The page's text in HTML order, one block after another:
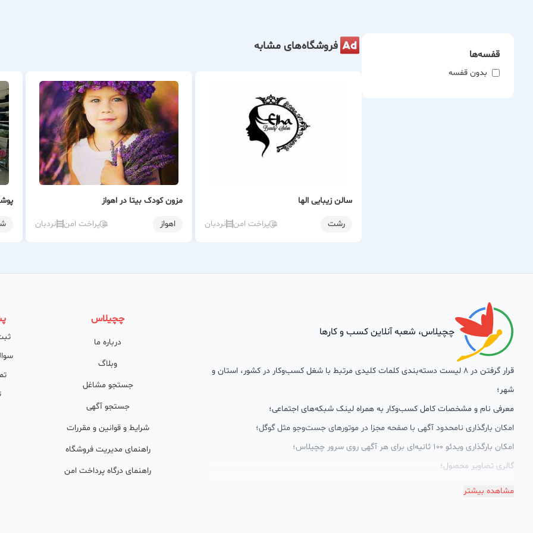
قفسه‌ها
بدون قفسه
فروشگاه‌های مشابه
سالن زیبایی الها
رشت پراخت امن نردبان
مزون کودک بیتا در اهواز
اهواز پراخت امن نردبان
چچیلاس، شعبه آنلاین کسب و کارها
قرار گرفتن در 8 لیست دسته‌بندی کلمات کلیدی مرتبط با شغل کسب‌وکار در کشور، استان و
شهر؛
معرفی نام و مشخصات کامل کسب‌وکار به همراه لینک شبکه‌های اجتماعی؛
امکان بارگذاری نامحدود آگهی با صفحه مجزا در موتورهای جست‌وجو مثل گوگل؛
امکان بارگذاری ویدئو 100 ثانیه‌ای برای هر آگهی روی سرور چچیلاس؛
گالری تصاویر محصول؛
امکان دسته‌بندی آگهی‌ها
مشاهده بیشتر
چچیلاس
درباره ما
وبلاگ
جستجو مشاغل
جستجو آگهی
شرایط و قوانین و مقررات
راهنمای مدیریت فروشگاه
راهنمای درگاه پرداخت امن